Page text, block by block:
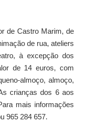
de Castro Marim, de
de rua, ateliers
à excepção dos
de 14 euros, com
almoço, almoço,
crianças dos 6 aos
mais informações
965 284 657.